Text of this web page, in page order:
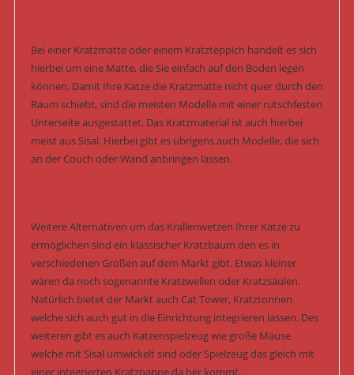
Bei einer Kratzmatte oder einem Kratzteppich handelt es sich
hierbei um eine Matte, die Sie einfach auf den Boden legen
können. Damit Ihre Katze die Kratzmatte nicht quer durch den
Raum schiebt, sind die meisten Modelle mit einer rutschfesten
Unterseite ausgestattet. Das Kratzmaterial ist auch hierbei
meist aus Sisal. Hierbei gibt es übrigens auch Modelle, die sich
an der Couch oder Wand anbringen lassen.
Weitere Alternativen um das Krallenwetzen Ihrer Katze zu
ermöglichen sind ein klassischer Kratzbaum den es in
verschiedenen Größen auf dem Markt gibt. Etwas kleiner
wären da noch sogenannte Kratzwellen oder Kratzsäulen.
Natürlich bietet der Markt auch Cat Tower, Kratztonnen
welche sich auch gut in die Einrichtung integrieren lassen. Des
weiteren gibt es auch Katzenspielzeug wie große Mäuse
welche mit Sisal umwickelt sind oder Spielzeug das gleich mit
einer integrierten Kratzpappe da her kommt.